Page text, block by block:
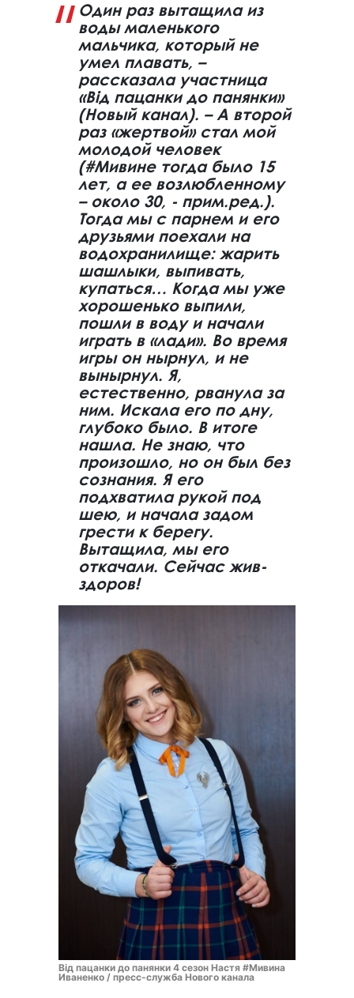
Один раз вытащила из
воды маленького
мальчика, который не
умел плавать, –
рассказала участница
«Від пацанки до панянки»
(Новый канал). – А второй
раз «жертвой» стал мой
молодой человек
(#Мивине тогда было 15
лет, а ее возлюбленному
– около 30, - прим.ред.).
Тогда мы с парнем и его
друзьями поехали на
водохранилище: жарить
шашлыки, выпивать,
купаться… Когда мы уже
хорошенько выпили,
пошли в воду и начали
играть в «лади». Во время
игры он нырнул, и не
вынырнул. Я,
естественно, рванула за
ним. Искала его по дну,
глубоко было. В итоге
нашла. Не знаю, что
произошло, но он был без
сознания. Я его
подхватила рукой под
шею, и начала задом
грести к берегу.
Вытащила, мы его
откачали. Сейчас жив-
здоров!
Від пацанки до панянки 4 сезон Настя #Мивина
Иваненко / пресс-служба Нового канала